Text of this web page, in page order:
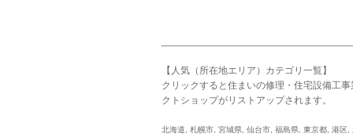
【人気（所在地エリア）カテゴリ一覧】
クリックすると住まいの修理・住宅設備工
クトショップがリストアップされます。
北海道 札幌市 宮城県 仙台市 福島県 東京都 港区